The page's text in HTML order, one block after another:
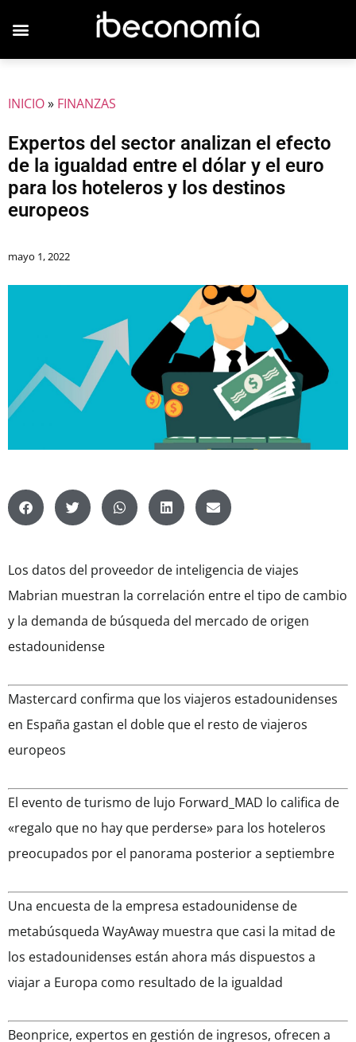
INICIO» FINANZAS
Expertos del sector analizan el efecto
de la igualdad entre el dólar y el euro
para los hoteleros y los destinos
europeos
mayo 1, 2022
Los datos del proveedor de inteligencia de viajes
Mabrian muestran la correlación entre el tipo de cambio
y la demanda de búsqueda del mercado de origen
estadounidense
Mastercard confirma que los viajeros estadounidenses
en España gastan el doble que el resto de viajeros
europeos
El evento de turismo de lujo Forward_MAD lo califica de
«regalo que no hay que perderse» para los hoteleros
preocupados por el panorama posterior a septiembre
Una encuesta de la empresa estadounidense de
metabúsqueda WayAway muestra que casi la mitad de
los estadounidenses están ahora más dispuestos a
viajar a Europa como resultado de la igualdad
Beonprice, expertos en gestión de ingresos, ofrecen a